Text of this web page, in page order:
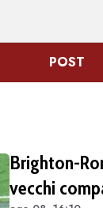
POST
Brighton-
vecchi